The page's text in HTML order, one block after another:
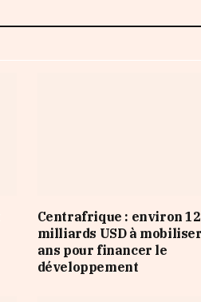
Centrafrique : environ 12
milliards USD à
ans pour financer le
développement